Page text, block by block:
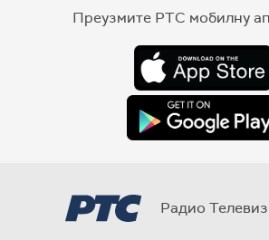
Преузмите РТС мобилну
Радио